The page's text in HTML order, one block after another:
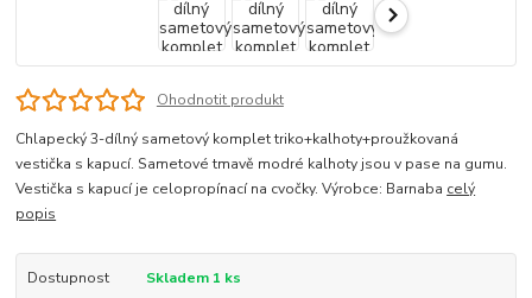
Ohodnotit produkt
Chlapecký 3-dílný sametový komplet triko+kalhoty+proužkovaná
vestička s kapucí. Sametové tmavě modré kalhoty jsou v pase na gumu.
Vestička s kapucí je celopropínací na cvočky. Výrobce: Barnaba celý
popis
Dostupnost
Skladem 1 ks